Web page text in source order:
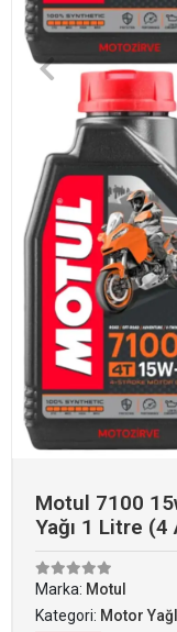
Motul 7100
Yağı 1 Litre (4
Marka: Motul
Kategori: Motor